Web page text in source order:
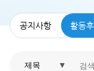
공지사항 활동후